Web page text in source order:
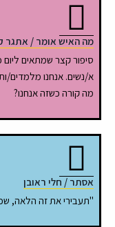
מה האיש אומר / אתגר
סיפור קצר שמתאים ליום
א/נשים. אנחנו מלמדים/ות
מה קורה כשזה אנחנו?
אסתר / חלי ראובן
"תעבירי את זה הלאה,